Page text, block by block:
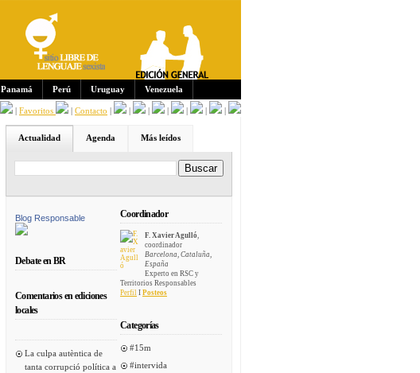
Panamá Perú Uruguay Venezuela
| Favoritos | Contacto | | | | | | |
Actualidad Agenda Más leídos
Blog Responsable
Debate en BR
Comentarios en ediciones
locales
La culpa autèntica de
tanta corrupció política a
Coordinador
F. Xavier Agulló,
coordinador
Barcelona, Cataluña,
España
Experto en RSC y
Territorios Responsables
Perfil I Posteos
Categorías
#15m
#intervida